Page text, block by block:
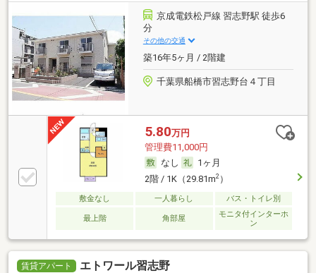
京成電鉄松戸線 習志野駅 徒歩6
分
その他の交通
築16年5ヶ月 / 2階建
千葉県船橋市習志野台４丁目
5.80万円
管理費11,000円
なし
1ヶ月
2階 / 1K（29.81m2）
敷金なし 一人暮らし バス・トイレ別
最上階 角部屋
モニタ付インターホ
ン
賃貸アパート エトワール習志野